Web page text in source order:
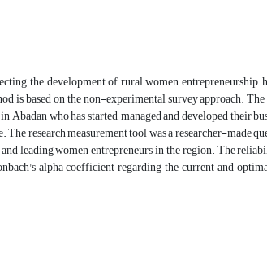
the development of rural women entrepreneurship,
is based on the non-experimental survey approach.
who has started, managed and developed their
research measurement tool was a researcher-made
leading women entrepreneurs in the region. The
alpha coefficient regarding the current and